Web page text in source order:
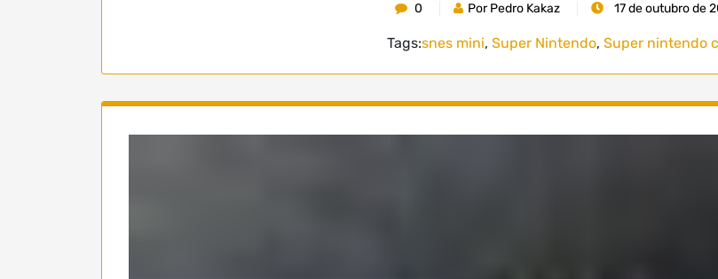
0 Por Pedro Kakaz 17 de outubro de
Tags:snes mini, Super Nintendo, Super nintendo